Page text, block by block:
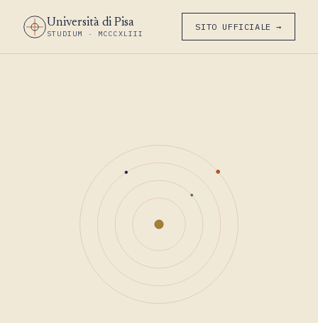
Università di Pisa
STUDIUM · MCCCXLIII
SITO UFFICIALE →